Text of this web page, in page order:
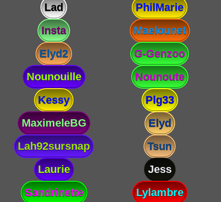
Lad
PhilMarie
Insta
Maelounet
Elyd2
G-Genzoo
Nounouille
Nounoute
Kessy
Plg33
MaximeleBG
Elyd
Lah92sursnap
Tsun
Laurie
Jess
Sandrinette
Lylambre